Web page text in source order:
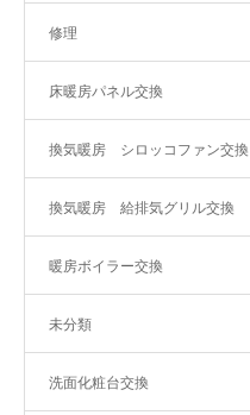
修理
床暖房パネル交換
換気暖房 シロッコファン交換
換気暖房 給排気グリル交換
暖房ボイラー交換
未分類
洗面化粧台交換